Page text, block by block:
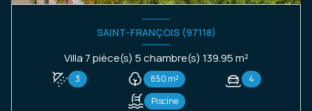
SAINT-FRANÇOIS (97118)
Villa 7 pièce(s) 5 chambre(s) 139.95 m²
3 850 m²
4
Piscine